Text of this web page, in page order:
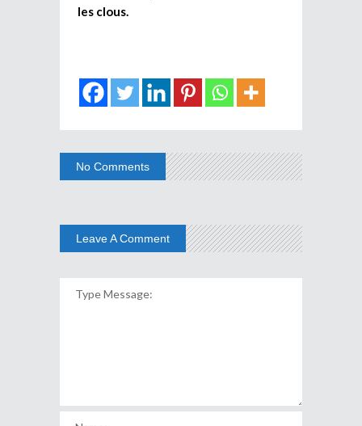
les clous.
No Comments
Leave A Comment